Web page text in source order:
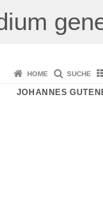
HOME SUCHE
JOHANNES